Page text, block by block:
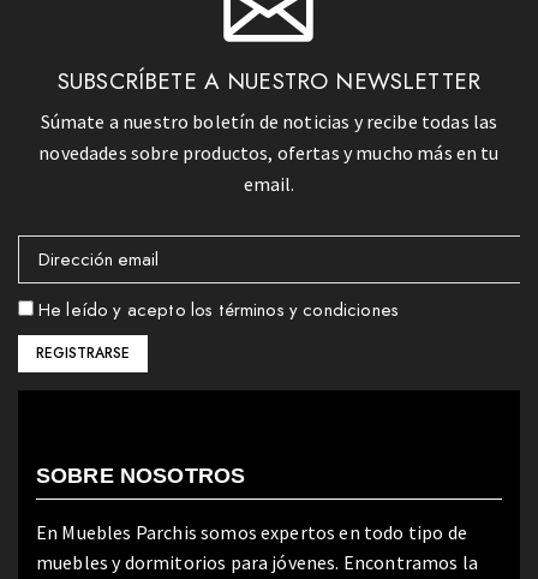
SUBSCRÍBETE A NUESTRO NEWSLETTER
Súmate a nuestro boletín de noticias y recibe todas las
novedades sobre productos, ofertas y mucho más en tu
email.
He leído y acepto los términos y condiciones
SOBRE NOSOTROS
En Muebles Parchis somos expertos en todo tipo de
muebles y dormitorios para jóvenes. Encontramos la